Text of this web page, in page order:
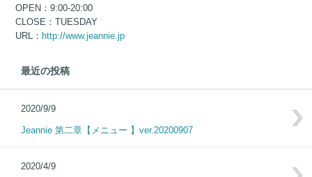
OPEN：9:00-20:00
CLOSE：TUESDAY
URL： http://www.jeannie.jp
最近の投稿
2020/9/9
Jeannie 第二章【メニュー 】ver.20200907
2020/4/9